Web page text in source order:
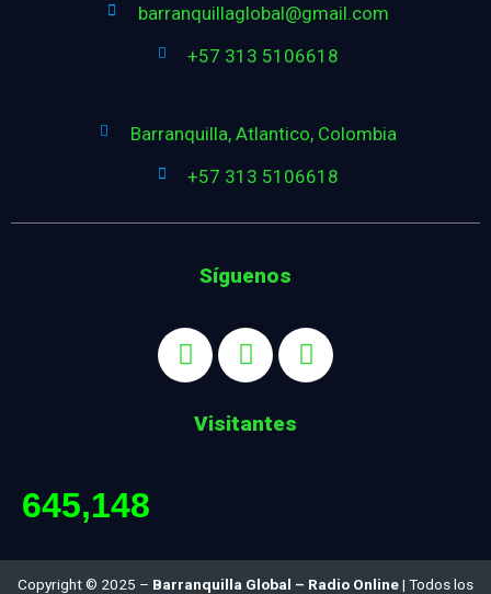
barranquillaglobal@gmail.com
+57 313 5106618
Barranquilla, Atlantico, Colombia
+57 313 5106618
Síguenos
Visitantes
645,148
Copyright © 2025 – Barranquilla Global – Radio Online| Todos los